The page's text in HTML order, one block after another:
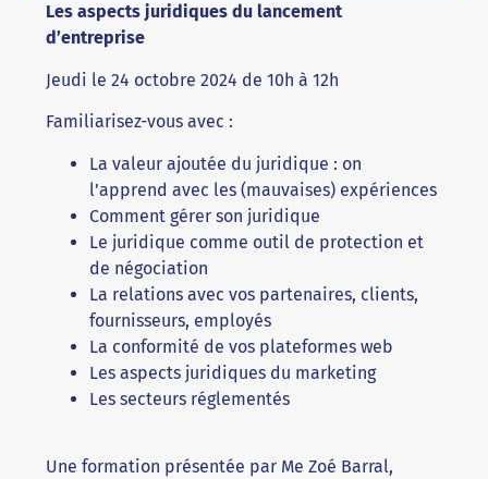
Les aspects juridiques du lancement
d’entreprise
Jeudi le 24 octobre 2024 de 10h à 12h
Familiarisez-vous avec :
La valeur ajoutée du juridique : on
l’apprend avec les (mauvaises) expériences
Comment gérer son juridique
Le juridique comme outil de protection et
de négociation
La relations avec vos partenaires, clients,
fournisseurs, employés
La conformité de vos plateformes web
Les aspects juridiques du marketing
Les secteurs réglementés
Une formation présentée par Me Zoé Barral,